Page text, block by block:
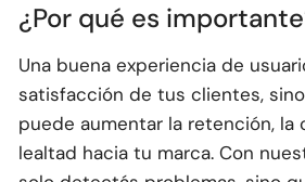
¿Por qué es
Una buena experiencia de
satisfacción de tus clientes,
puede aumentar la retención, la
lealtad hacia tu marca. Con